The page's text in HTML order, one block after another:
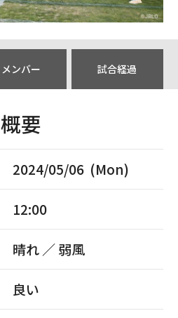
メンバー 試合経過
概要
2024/05/06 (Mon)
12:00
晴れ ／ 弱風
良い